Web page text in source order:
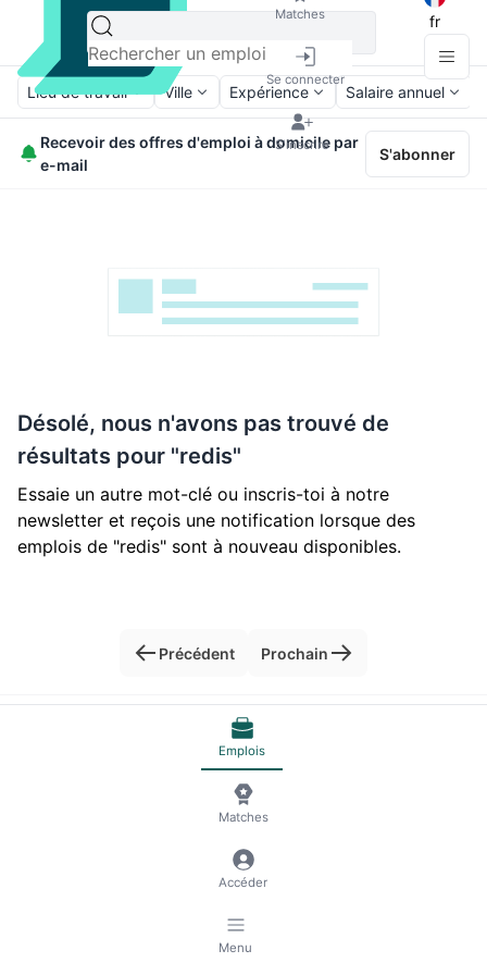
Matches
Se connecter
S'inscrire
fr
Lieu de travail Ville Expérience Salaire annuel
Recevoir des offres d'emploi à domicile par
e-mail
S'abonner
Désolé, nous n'avons pas trouvé de
résultats pour "redis"
Essaie un autre mot-clé ou inscris-toi à notre
newsletter et reçois une notification lorsque des
emplois de "redis" sont à nouveau disponibles.
Précédent Prochain
Conditions Génerales de vente
Protection des données et mentions légales
Emplois
Matches
Accéder
Menu